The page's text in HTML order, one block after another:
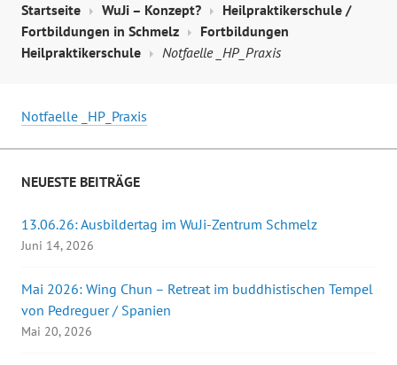
Startseite WuJi – Konzept?
Heilpraktikerschule /
Fortbildungen in Schmelz
Fortbildungen
Heilpraktikerschule
Notfaelle _HP_Praxis
Notfaelle _HP_Praxis
NEUESTE BEITRÄGE
13.06.26: Ausbildertag im WuJi-Zentrum Schmelz
Juni 14, 2026
Mai 2026: Wing Chun – Retreat im buddhistischen Tempel
von Pedreguer / Spanien
Mai 20, 2026